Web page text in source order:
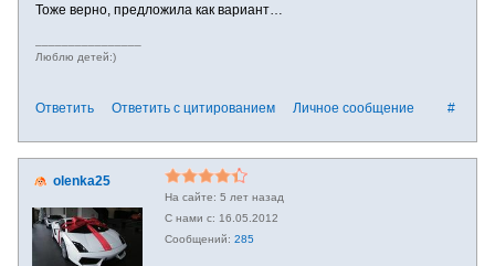
Тоже верно, предложила как вариант…
Люблю детей:)
#
Ответить Ответить с цитированием Личное сообщение
olenka25
5 лет назад
16.05.2012
285